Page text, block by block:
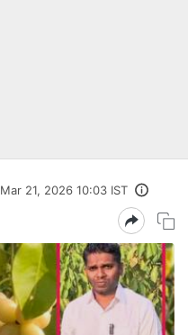
Mar 21, 2026 10:03 IST